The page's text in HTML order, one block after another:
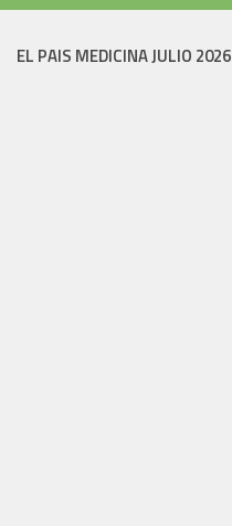
EL PAIS MEDICINA JULIO 2026